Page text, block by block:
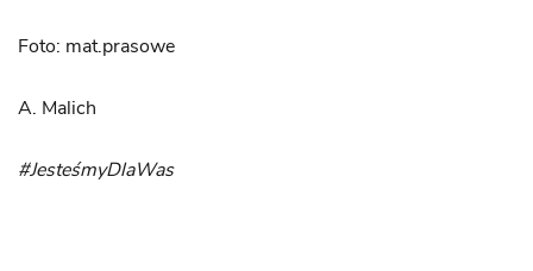
Foto: mat.prasowe
A. Malich
#JesteśmyDlaWas